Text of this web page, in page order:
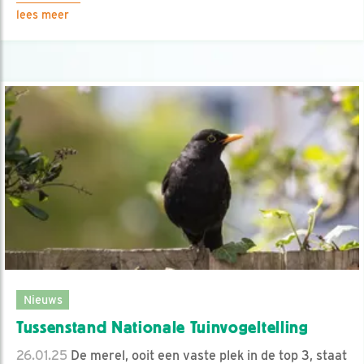
lees meer
Nieuws
Tussenstand Nationale Tuinvogeltelling
26.01.25 De merel, ooit een vaste plek in de top 3, staat